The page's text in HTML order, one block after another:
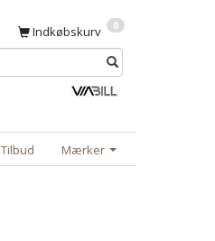
Indkøbskurv 0
Tilbud Mærker